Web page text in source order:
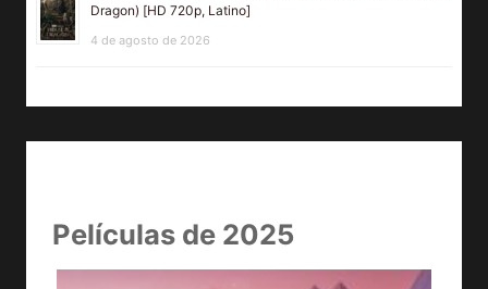
Dragon) [HD 720p, Latino]
4 de agosto de 2026
Películas de 2025